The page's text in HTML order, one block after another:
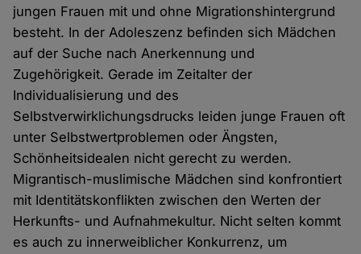
jungen Frauen mit und ohne Migrationshintergrund
besteht. In der Adoleszenz befinden sich Mädchen
auf der Suche nach Anerkennung und
Zugehörigkeit. Gerade im Zeitalter der
Individualisierung und des
Selbstverwirklichungsdrucks leiden junge Frauen oft
unter Selbstwertproblemen oder Ängsten,
Schönheitsidealen nicht gerecht zu werden.
Migrantisch-muslimische Mädchen sind konfrontiert
mit Identitätskonflikten zwischen den Werten der
Herkunfts- und Aufnahmekultur. Nicht selten kommt
es auch zu innerweiblicher Konkurrenz, um